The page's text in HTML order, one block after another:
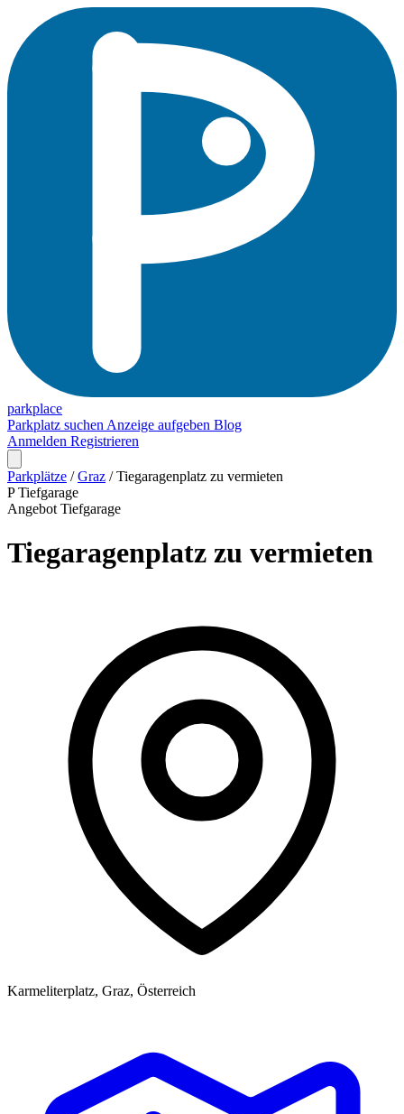
parkplace
Parkplatz suchen Anzeige aufgeben Blog
Anmelden Registrieren
Parkplätze / Graz / Tiegaragenplatz zu vermieten
P Tiefgarage
Angebot Tiefgarage
Tiegaragenplatz zu vermieten
Karmeliterplatz, Graz, Österreich